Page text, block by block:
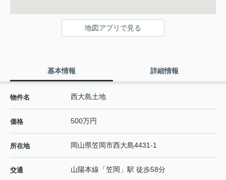
地図アプリで見る
基本情報 詳細情報
物件名 西大島土地
価格 500万円
所在地 岡山県笠岡市西大島4431-1
交通 山陽本線 「笠岡 」駅 徒歩58分